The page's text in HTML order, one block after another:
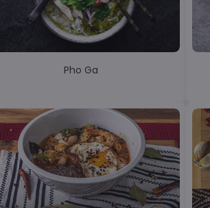
Pho Ga